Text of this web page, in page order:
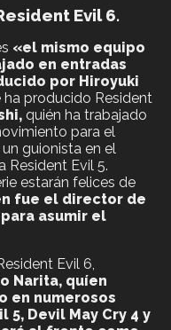
Evil 6.
«el mismo equipo
en entradas
por Hiroyuki
ha producido Resident
quién ha trabajado
para el
guionista en el
Resident Evil 5.
estarán felices de
fue el director de
asumir el
Evil 6,
Narita, quíen
en numerosos
5, Devil May Cry 4 y